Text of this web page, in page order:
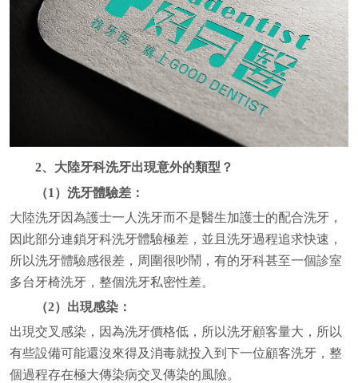
2、大陸牙科洗牙出現意外的類型？
（1）洗牙體驗差：
大陸洗牙因為護士一人洗牙而不是醫生加護士的配合洗牙，
因此部分連鎖牙科洗牙體驗極差，並且洗牙過程追求快速，
所以洗牙體驗感很差，周圍很吵鬧，有的牙科甚至一個診室
多台牙椅洗牙，整個洗牙私密性差。
（2）出現感染：
出現交叉感染，因為洗牙價格低，所以洗牙顧客量大，所以
有些設備可能還沒來得及消毒就投入到下一位顧客洗牙，整
個過程存在極大傳染病交叉傳染的風險。